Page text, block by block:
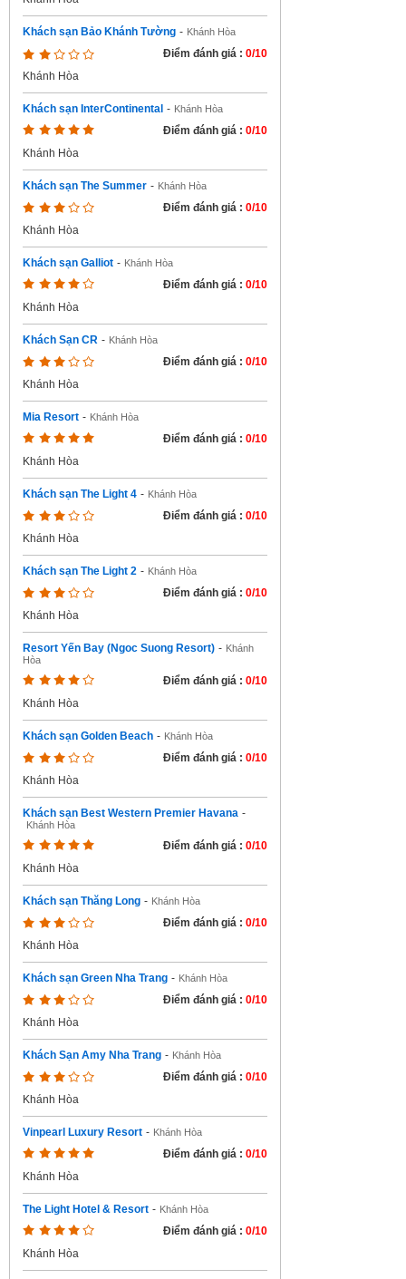
Khách sạn Bảo Khánh Tường - Khánh Hòa
Điểm đánh giá : 0/10
Khánh Hòa
Khách sạn InterContinental - Khánh Hòa
Điểm đánh giá : 0/10
Khánh Hòa
Khách sạn The Summer - Khánh Hòa
Điểm đánh giá : 0/10
Khánh Hòa
Khách sạn Galliot - Khánh Hòa
Điểm đánh giá : 0/10
Khánh Hòa
Khách Sạn CR - Khánh Hòa
Điểm đánh giá : 0/10
Khánh Hòa
Mia Resort - Khánh Hòa
Điểm đánh giá : 0/10
Khánh Hòa
Khách sạn The Light 4 - Khánh Hòa
Điểm đánh giá : 0/10
Khánh Hòa
Khách sạn The Light 2 - Khánh Hòa
Điểm đánh giá : 0/10
Khánh Hòa
Resort Yến Bay (Ngoc Suong Resort) - Khánh
Hòa
Điểm đánh giá : 0/10
Khánh Hòa
Khách sạn Golden Beach - Khánh Hòa
Điểm đánh giá : 0/10
Khánh Hòa
Khách sạn Best Western Premier Havana -
Khánh Hòa
Điểm đánh giá : 0/10
Khánh Hòa
Khách sạn Thăng Long - Khánh Hòa
Điểm đánh giá : 0/10
Khánh Hòa
Khách sạn Green Nha Trang - Khánh Hòa
Điểm đánh giá : 0/10
Khánh Hòa
Khách Sạn Amy Nha Trang - Khánh Hòa
Điểm đánh giá : 0/10
Khánh Hòa
Vinpearl Luxury Resort - Khánh Hòa
Điểm đánh giá : 0/10
Khánh Hòa
The Light Hotel & Resort - Khánh Hòa
Điểm đánh giá : 0/10
Khánh Hòa